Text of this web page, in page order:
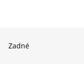
Zadné